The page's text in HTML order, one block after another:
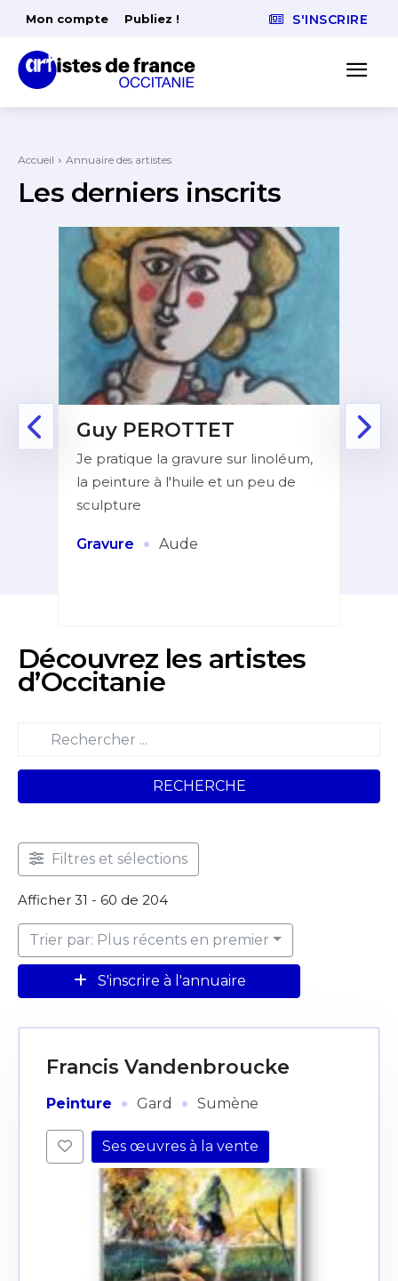
Mon compte Publiez ! S'INSCRIRE
Accueil Annuaire des artistes
Les derniers inscrits
Guy PEROTTET
Je pratique la gravure sur linoléum,
la peinture à l'huile et un peu de
sculpture
Gravure · Aude
Découvrez les artistes
d’Occitanie
RECHERCHE
Filtres et sélections
Afficher 31 - 60 de 204
Trier par: Plus récents en premier
S'inscrire à l'annuaire
Francis Vandenbroucke
Peinture · Gard · Sumène
Ses œuvres à la vente